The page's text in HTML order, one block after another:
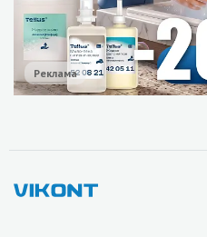
Реклама